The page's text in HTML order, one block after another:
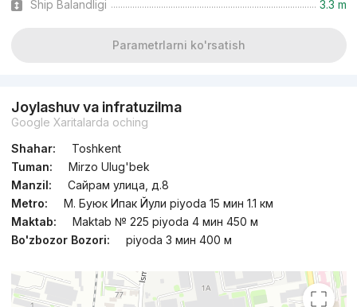
Ship Balandligi
3.3 m
Parametrlarni ko'rsatish
Joylashuv va infratuzilma
Google Xaritalarda oching
Shahar:
Toshkent
Tuman:
Mirzo Ulug'bek
Manzil:
Сайрам улица, д.8
Metro:
М. Буюк Ипак Йули piyoda 15 мин 1.1 км
Maktab:
Maktab № 225 piyoda 4 мин 450 м
Bo'zbozor Bozori:
piyoda 3 мин 400 м